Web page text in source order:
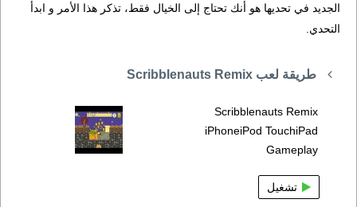
الجديد في تحديها هو أنك تحتاج إلى الخيال فقط، تذكر هذا الأمر و ابدأ
التحدي.
طريقة لعب Scribblenauts Remix
Scribblenauts Remix
iPhoneiPod TouchiPad
Gameplay
تشغيل